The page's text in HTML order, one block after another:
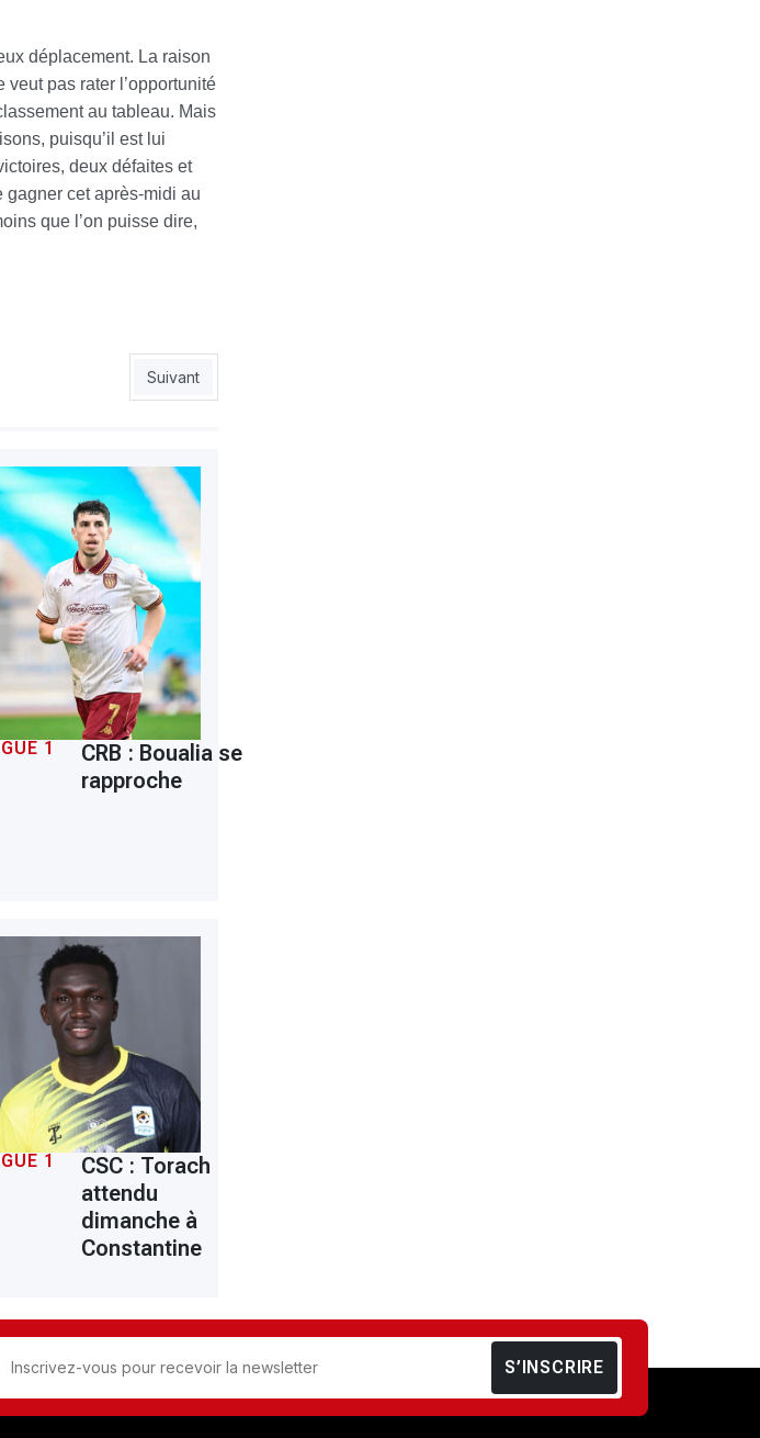
déplacement. La raison
pas rater l’opportunité
au tableau. Mais
puisqu’il est lui
deux défaites et
cet après-midi au
que l’on puisse dire,
Article suivant : ESS : Hey limogé, retour sur un départ presque programmé
Suivant
1
CRB : Boualia se
rapproche
1
CSC : Torach
attendu
dimanche à
Constantine
S’INSCRIRE